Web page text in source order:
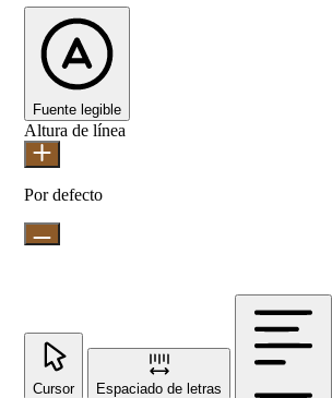
Fuente legible
Altura de línea
Por defecto
Cursor Espaciado de letras